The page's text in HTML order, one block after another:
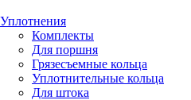
Уплотнения
Комплекты
Для поршня
Грязесъемные кольца
Уплотнительные кольца
Для штока